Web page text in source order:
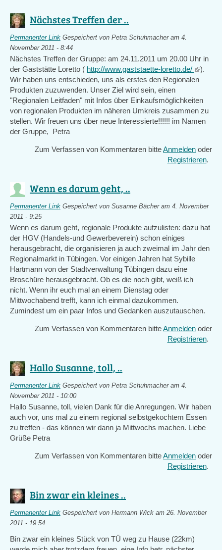
Nächstes Treffen der ..
Permanenter Link Gespeichert von Petra Schuhmacheram 4.
November 2011 - 8:44
Nächstes Treffen der Gruppe: am 24.11.2011 um 20.00 Uhr in
der Gaststätte Loretto ( http://www.gaststaette-loretto.de/ (link
is
).
Wir haben uns entschieden, uns als erstes den Regionalen
Produkten zuzuwenden. Unser Ziel wird sein, einen
"Regionalen Leitfaden" mit Infos über Einkaufsmöglichkeiten
von regionalen Produkten im näheren Umkreis zusammen zu
stellen. Wir freuen uns über neue Interessierte!!!!!! im Namen
der Gruppe, Petra
Zum Verfassen von Kommentaren bitteAnmelden oder
Registrieren.
Wenn es darum geht, ..
Permanenter Link Gespeichert von Susanne Bächeram 4. November
2011 - 9:25
Wenn es darum geht, regionale Produkte aufzulisten: dazu hat
der HGV (Handels-und Gewerbeverein) schon einiges
herausgebracht, die organisieren ja auch zweimal im Jahr den
Regionalmarkt in Tübingen. Vor einigen Jahren hat Sybille
Hartmann von der Stadtverwaltung Tübingen dazu eine
Broschüre herausgebracht. Ob es die noch gibt, weiß ich
nicht. Wenn ihr euch mal an einem Dienstag oder
Mittwochabend trefft, kann ich einmal dazukommen.
Zumindest um ein paar Infos und Gedanken auszutauschen.
Zum Verfassen von Kommentaren bitteAnmelden oder
Registrieren.
Hallo Susanne, toll, ..
Permanenter Link Gespeichert von Petra Schuhmacheram 4.
November 2011 - 10:00
Hallo Susanne, toll, vielen Dank für die Anregungen. Wir haben
auch vor, uns mal zu einem regional selbstgekochtem Essen
zu treffen - das können wir dann ja Mittwochs machen. Liebe
Grüße Petra
Zum Verfassen von Kommentaren bitteAnmelden oder
Registrieren.
Bin zwar ein kleines ..
Permanenter Link Gespeichert von Hermann Wick am 26. November
2011 - 19:54
Bin zwar ein kleines Stück von TÜ weg zu Hause (22km)